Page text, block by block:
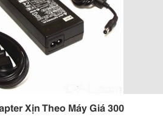
Xịn Theo Máy Giá 300